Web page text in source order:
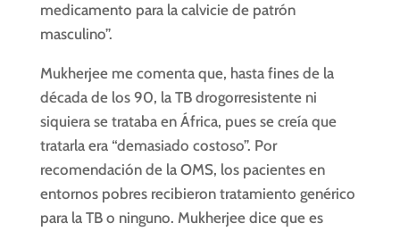
medicamento para la calvicie de patrón
masculino”.
Mukherjee me comenta que, hasta fines de la
década de los 90, la TB drogorresistente ni
siquiera se trataba en África, pues se creía que
tratarla era “demasiado costoso”. Por
recomendación de la OMS, los pacientes en
entornos pobres recibieron tratamiento genérico
para la TB o ninguno. Mukherjee dice que es